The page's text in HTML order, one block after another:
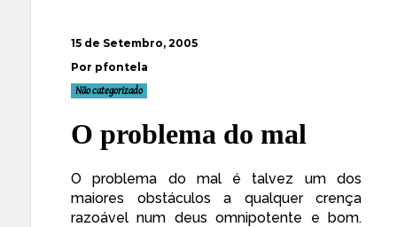
15 de Setembro, 2005
Por pfontela
Não categorizado
O problema do mal
O problema do mal é talvez um dos
maiores obstáculos a qualquer crença
razoável num deus omnipotente e bom.